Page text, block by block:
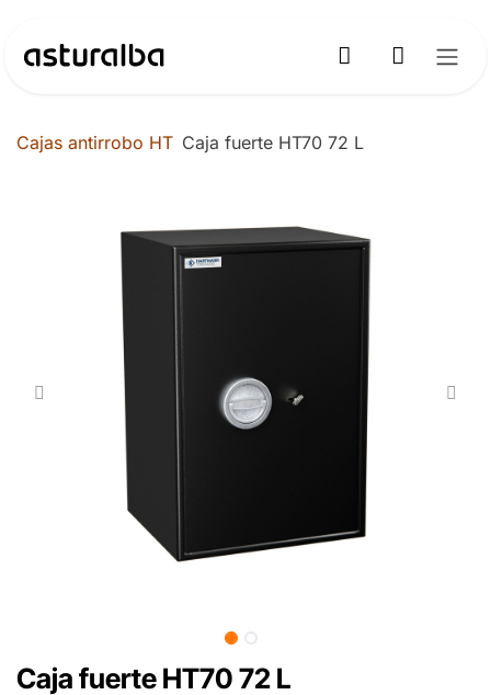
Cajas antirrobo HT Caja fuerte HT70 72 L
Caja fuerte HT70 72 L